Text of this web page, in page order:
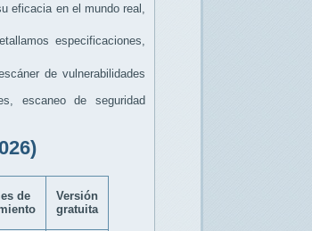
eficacia en el mundo real,
especificaciones,
de vulnerabilidades
escaneo de seguridad
de
Versión
gratuita